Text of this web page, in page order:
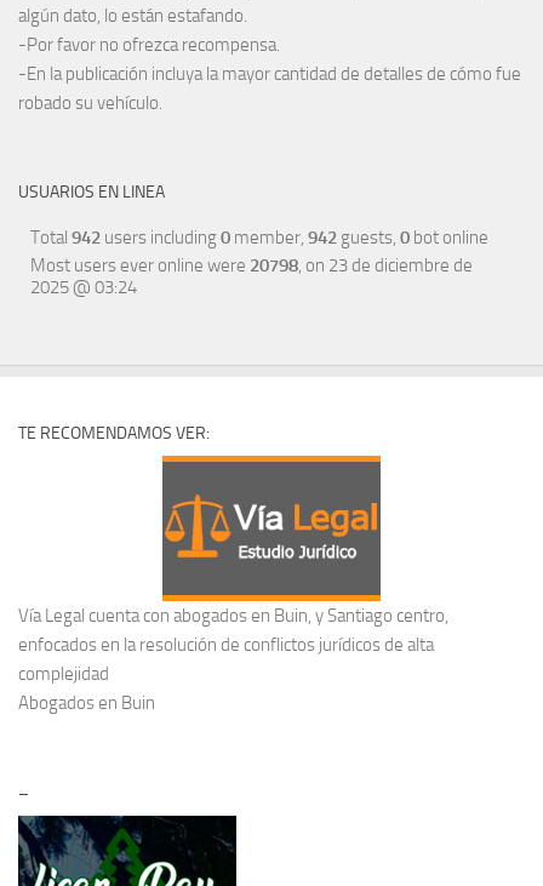
algún dato, lo están estafando.
-Por favor no ofrezca recompensa.
-En la publicación incluya la mayor cantidad de detalles de cómo fue
robado su vehículo.
USUARIOS EN LINEA
Total 942 users including0 member, 942 guests, 0 bot online
Most users ever online were 20798, on 23 de diciembre de
2025 @ 03:24
TE RECOMENDAMOS VER:
Vía Legal cuenta con abogados en Buin, y Santiago centro,
enfocados en la resolución de conflictos jurídicos de alta
complejidad
Abogados en Buin
–